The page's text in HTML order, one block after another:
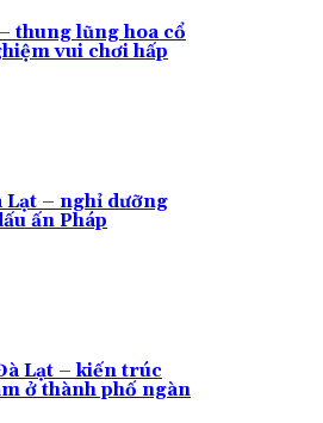
thung lũng hoa cổ
vui chơi hấp
– nghỉ dưỡng
ấn Pháp
Lạt – kiến trúc
ở thành phố ngàn